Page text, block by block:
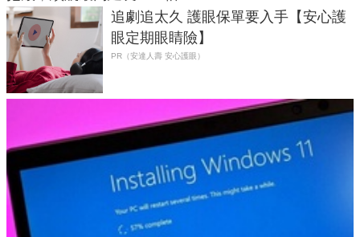
追劇追太久 護眼保單要入手【安心護
眼定期眼睛險】
PR（安達人壽 安心護眼）